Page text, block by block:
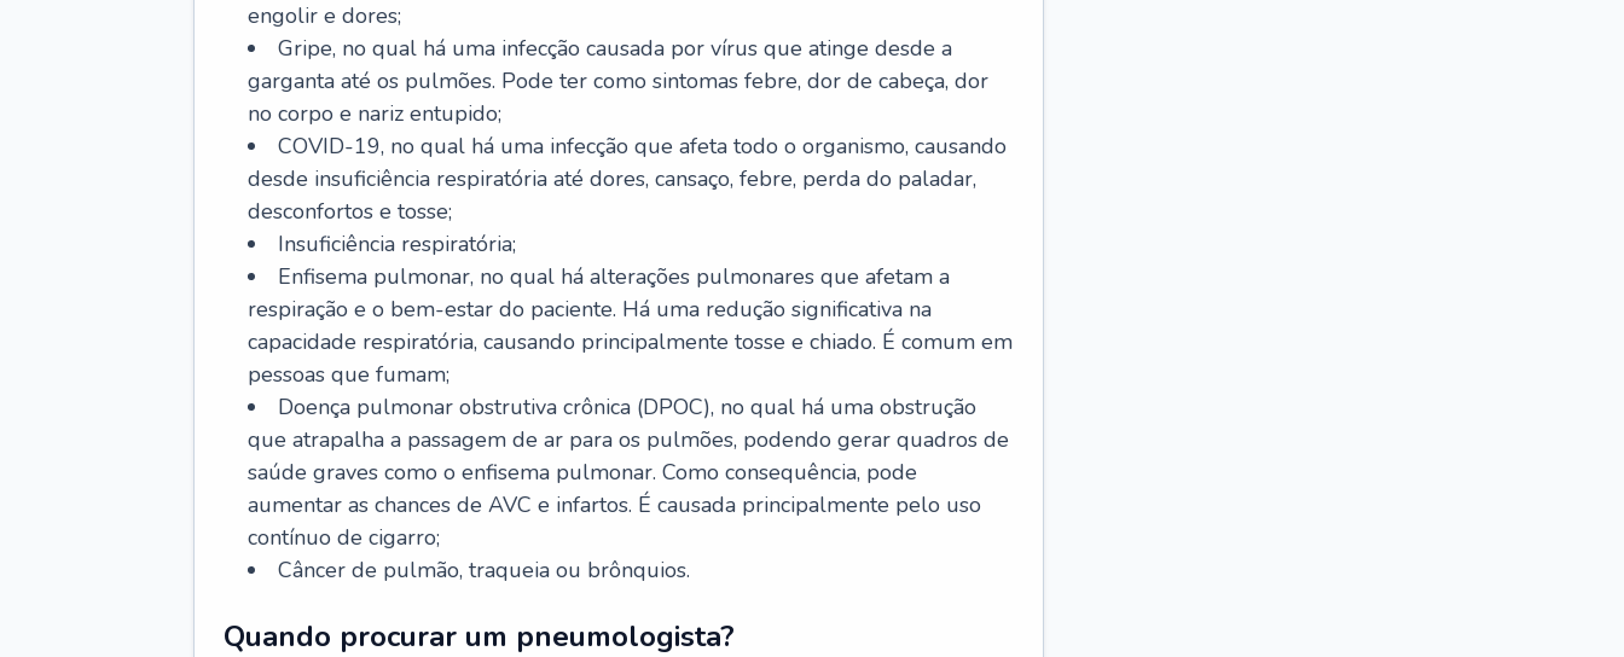
engolir e dores;
Gripe, no qual há uma infecção causada por vírus que atinge desde a
garganta até os pulmões. Pode ter como sintomas febre, dor de cabeça, dor
no corpo e nariz entupido;
COVID-19, no qual há uma infecção que afeta todo o organismo, causando
desde insuficiência respiratória até dores, cansaço, febre, perda do paladar,
desconfortos e tosse;
Insuficiência respiratória;
Enfisema pulmonar, no qual há alterações pulmonares que afetam a
respiração e o bem-estar do paciente. Há uma redução significativa na
capacidade respiratória, causando principalmente tosse e chiado. É comum em
pessoas que fumam;
Doença pulmonar obstrutiva crônica (DPOC), no qual há uma obstrução
que atrapalha a passagem de ar para os pulmões, podendo gerar quadros de
saúde graves como o enfisema pulmonar. Como consequência, pode
aumentar as chances de AVC e infartos. É causada principalmente pelo uso
contínuo de cigarro;
Câncer de pulmão, traqueia ou brônquios.
Quando procurar um pneumologista?